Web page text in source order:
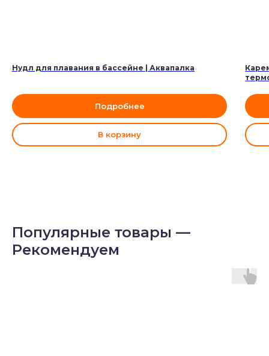
Нудл для плавания в бассейне | Аквапалка
Подробнее
В корзину
Популярные товары —
Рекомендуем